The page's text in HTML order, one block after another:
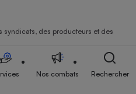
syndicats, des producteurs et des
Nos combats Rechercher